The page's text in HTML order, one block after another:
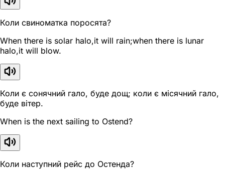
Коли свиноматка поросята?
When there is solar halo,it will rain;when there is lunar
halo,it will blow.
Коли є сонячний гало, буде дощ; коли є місячний гало,
буде вітер.
When is the next sailing to Ostend?
Коли наступний рейс до Остенда?